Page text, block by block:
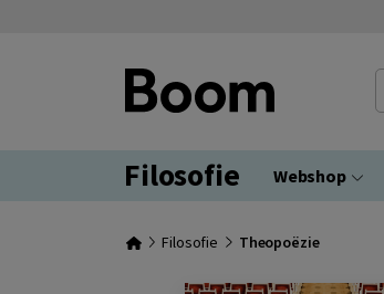
Filosofie Webshop
Filosofie Theopoëzie